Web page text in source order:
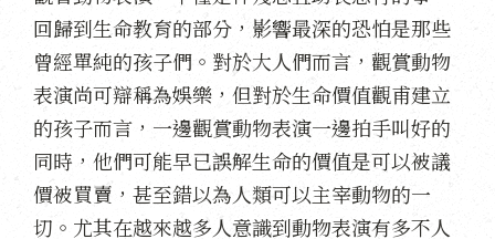
回歸到生命教育的部分，影響最深的恐怕是那些
曾經單純的孩子們。對於大人們而言，觀賞動物
表演尚可辯稱為娛樂，但對於生命價值觀甫建立
的孩子而言，一邊觀賞動物表演一邊拍手叫好的
同時，他們可能早已誤解生命的價值是可以被議
價被買賣，甚至錯以為人類可以主宰動物的一
切。尤其在越來越多人意識到動物表演有多不人